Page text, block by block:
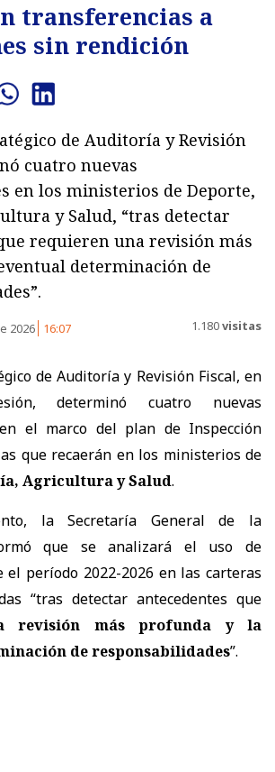
transferencias a
sin rendición
de Auditoría y Revisión
cuatro nuevas
en los ministerios de Deporte,
y Salud, “tras detectar
requieren una revisión más
determinación de
2026 16:07 1.180visitas
de Auditoría y Revisión Fiscal, en
determinó cuatro nuevas
el marco del plan de Inspección
que recaerán en los ministerios de
Agricultura y Salud.
la Secretaría General de la
que se analizará el uso de
el período 2022-2026 en las carteras
“tras detectar antecedentes que
revisión más profunda y la
de responsabilidades”.